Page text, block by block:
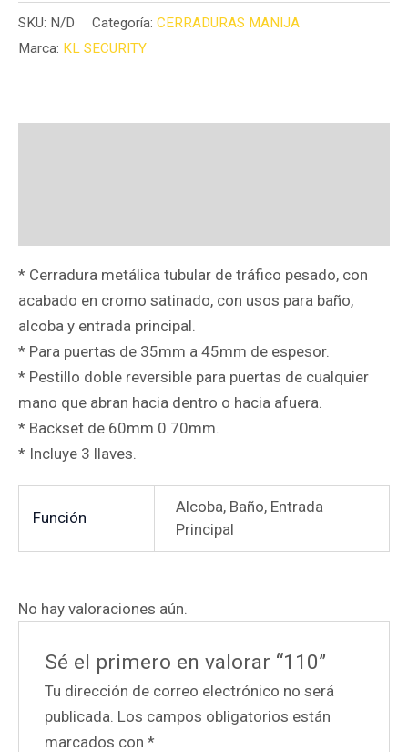
SKU: N/D Categoría: CERRADURAS MANIJA
Marca: KL SECURITY
* Cerradura metálica tubular de tráfico pesado, con
acabado en cromo satinado, con usos para baño,
alcoba y entrada principal.
* Para puertas de 35mm a 45mm de espesor.
* Pestillo doble reversible para puertas de cualquier
mano que abran hacia dentro o hacia afuera.
* Backset de 60mm 0 70mm.
* Incluye 3 llaves.
Función
Alcoba, Baño, Entrada
Principal
No hay valoraciones aún.
Sé el primero en valorar “110”
Tu dirección de correo electrónico no será
publicada. Los campos obligatorios están
marcados con*